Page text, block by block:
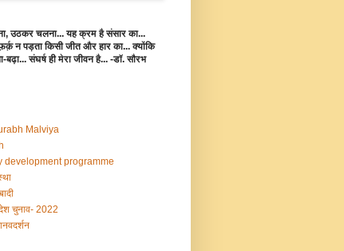
उठकर चलना... यह क्रम है संसार का...
न पड़ता किसी जीत और हार का... क्योंकि
बढ़ा... संघर्ष ही मेरा जीवन है... -डॉ. सौरभ
Malviya
development programme
चुनाव- 2022